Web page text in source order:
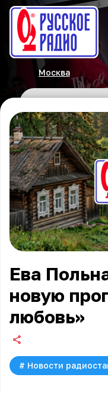
Москва
Ева
новую
любовь»
# Новости